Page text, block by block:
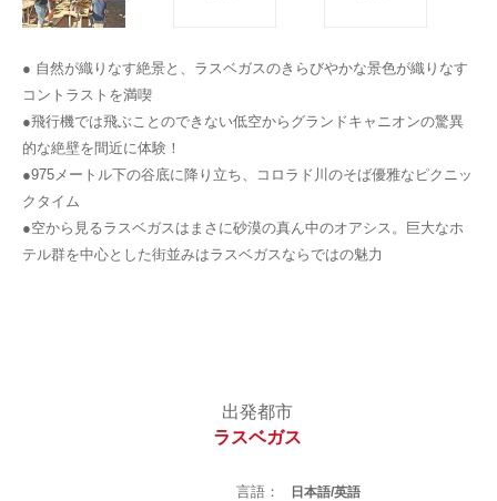
● 自然が織りなす絶景と、ラスベガスのきらびやかな景色が織りなす
コントラストを満喫
●飛行機では飛ぶことのできない低空からグランドキャニオンの驚異
的な絶壁を間近に体験！
●975メートル下の谷底に降り立ち、コロラド川のそば優雅なピクニッ
クタイム
●空から見るラスベガスはまさに砂漠の真ん中のオアシス。巨大なホ
テル群を中心とした街並みはラスベガスならではの魅力
出発都市
ラスベガス
言語： 日本語/英語